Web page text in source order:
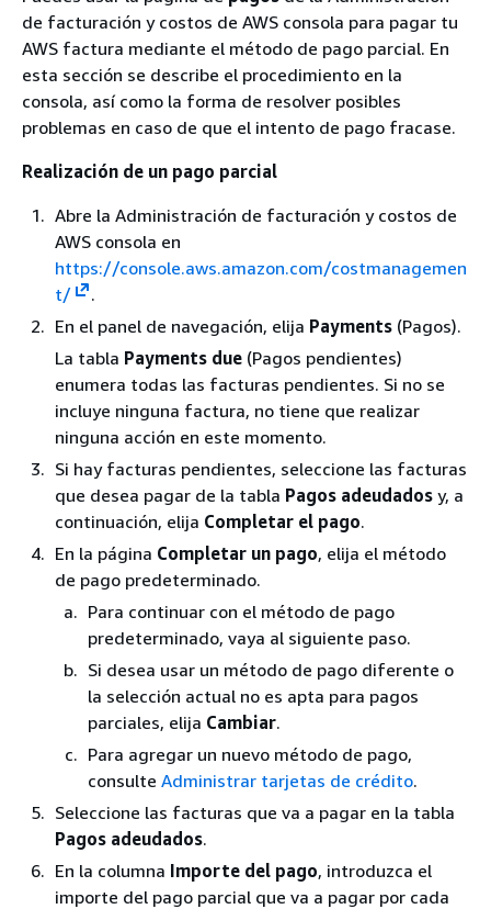
de facturación y costos de AWS consola para pagar tu
AWS factura mediante el método de pago parcial. En
esta sección se describe el procedimiento en la
consola, así como la forma de resolver posibles
problemas en caso de que el intento de pago fracase.
Realización de un pago parcial
Abre la Administración de facturación y costos de
AWS consola en
https://console.aws.amazon.com/costmanagemen
t/
.
En el panel de navegación, elija Payments (Pagos).
La tabla Payments due (Pagos pendientes)
enumera todas las facturas pendientes. Si no se
incluye ninguna factura, no tiene que realizar
ninguna acción en este momento.
Si hay facturas pendientes, seleccione las facturas
que desea pagar de la tabla Pagos adeudados y, a
continuación, elija Completar el pago.
En la página Completar un pago, elija el método
de pago predeterminado.
Para continuar con el método de pago
predeterminado, vaya al siguiente paso.
Si desea usar un método de pago diferente o
la selección actual no es apta para pagos
parciales, elija Cambiar.
Para agregar un nuevo método de pago,
consulte Administrar tarjetas de crédito.
Seleccione las facturas que va a pagar en la tabla
Pagos adeudados.
En la columna Importe del pago, introduzca el
importe del pago parcial que va a pagar por cada